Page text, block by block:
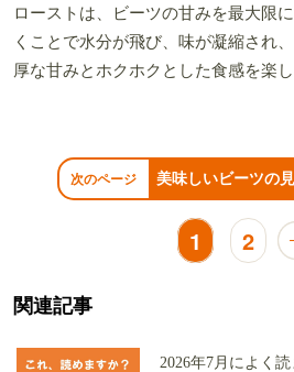
ローストは、ビーツの甘みを最大限
くことで水分が飛び、味が凝縮され
厚な甘みとホクホクとした食感を楽
次のページ 美味しいビーツの
1 2
関連記事
2026年7月によく